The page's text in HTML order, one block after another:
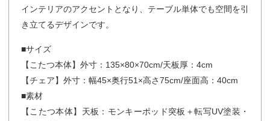
インテリアのアクセントとなり、テーブル単体でも空間を引
き立てるデザインです。
■サイズ
【こたつ本体】外寸：135×80×70cm/天板厚：4cm
【チェア】外寸：幅45×奥行51×高さ75cm/座面高：40cm
■素材
【こたつ本体】天板：モンキーポッド突板＋転写UV塗装・